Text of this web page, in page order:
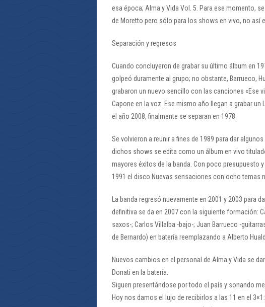
esa época; Alma y Vida Vol. 5. Para ese momento,
de Moretto pero sólo para los shows en vivo, no así
Separación y regresos
Cuando concluyeron de grabar su último álbum en
golpeó duramente al grupo; no obstante, Barrueco,
grabaron un nuevo sencillo con las canciones «Ese
Capone en la voz. Ese mismo año llegan a grabar
el año 2008, finalmente se separan en 1978.
Se volvieron a reunir a fines de 1989 para dar
dichos shows se edita como un álbum en vivo
mayores éxitos de la banda. Con poco presupuesto
1991 el disco Nuevas sensaciones con ocho temas
La banda regresó nuevamente en 2001 y 2003 para
definitiva se da en 2007 con la siguiente formación:
saxos-; Carlos Villalba -bajo-; Juan Barrueco -
de Bernardo) en batería reemplazando a Alberto
Nuevos cambios en el personal de Alma y Vida se
Donati en la batería.
Siguen presentándose por todo el país y sonando
Hoy nos damos el lujo de recibirlos a las 11 en el 3×1: